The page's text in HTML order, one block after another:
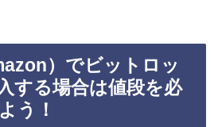
）でビットロッ
する場合は値段を必
う！